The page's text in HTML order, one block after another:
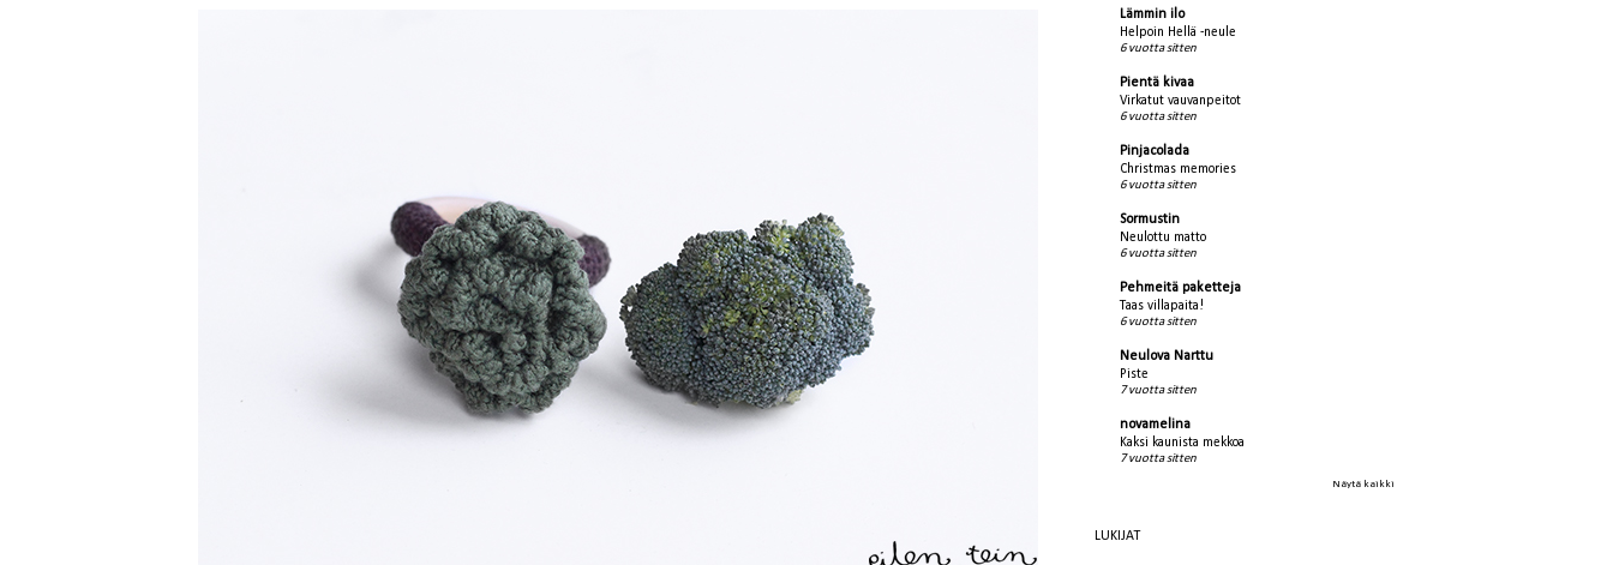
Lämmin ilo
Helpoin Hellä -neule
6 vuotta sitten
Pientä kivaa
Virkatut vauvanpeitot
6 vuotta sitten
Pinjacolada
Christmas memories
6 vuotta sitten
Sormustin
Neulottu matto
6 vuotta sitten
Pehmeitä paketteja
Taas villapaita!
6 vuotta sitten
Neulova Narttu
Piste
7 vuotta sitten
novamelina
Kaksi kaunista mekkoa
7 vuotta sitten
Näytä kaikki
LUKIJAT